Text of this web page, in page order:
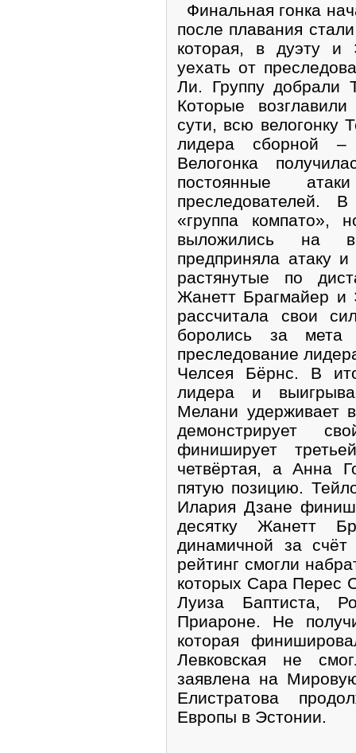
Финальная гонка
после плавания
которая, в дуэту и
уехать от
Ли. Группу добрали
Которые
сути, всю велогонку
лидера сборной
Велогонка
постоянные
преследователей.
«группа компато»,
выложились на
предприняла атаку
растянутые по
Жанетт Брагмайер
рассчитала свои
боролись за
преследование
Челсея Бёрнс. В
лидера и
Мелани удерживает
демонстрирует
финиширует
четвёртая, а Анна
пятую позицию.
Илария Дзане
десятку Жанетт
динамичной за
рейтинг смогли
которых Сара Перес
Луиза Баптиста,
Приароне. Не
которая
Левковская не
заявлена на
Елистратова
Европы в Эстонии.